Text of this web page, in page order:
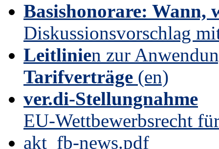
Basishonorare: Wann,
Diskussionsvorschlag
Leitlinien zur
Tarifverträge (en)
ver.di-Stellungnahme
EU-Wettbewerbsrecht
akt_fb-news.pdf